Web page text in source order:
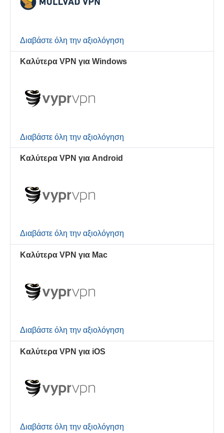
Διαβάστε όλη την αξιολόγηση
Καλύτερα VPN για Windows
Διαβάστε όλη την αξιολόγηση
Καλύτερα VPN για Android
Διαβάστε όλη την αξιολόγηση
Καλύτερα VPN για Mac
Διαβάστε όλη την αξιολόγηση
Καλύτερα VPN για iOS
Διαβάστε όλη την αξιολόγηση